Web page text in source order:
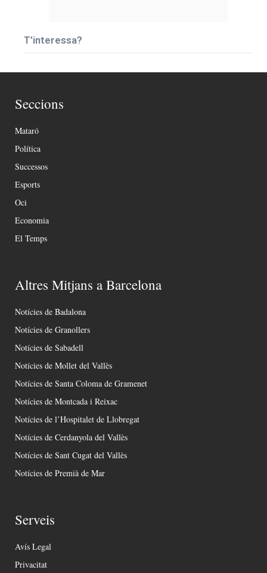
T’interessa?
Seccions
Mataró
Política
Successos
Esports
Oci
Economia
El Temps
Altres Mitjans a Barcelona
Notícies de Badalona
Notícies de Granollers
Notícies de Sabadell
Notícies de Mollet del Vallès
Notícies de Santa Coloma de Gramenet
Notícies de Montcada i Reixac
Notícies de l’Hospitalet de Llobregat
Notícies de Cerdanyola del Vallès
Notícies de Sant Cugat del Vallès
Notícies de Premià de Mar
Serveis
Avís Legal
Privacitat